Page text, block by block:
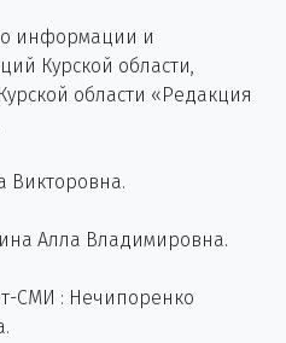
информации и
Курской области,
области «Редакция
Викторовна.
Алла Владимировна.
СМИ : Нечипоренко